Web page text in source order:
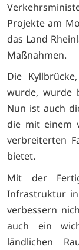
Projekte am
das Land
Maßnahmen.
Die
wurde, wurde
Nun ist auch
die mit einem
verbreiterten
bietet.
Mit der
Infrastruktur
verbessern
auch ein
ländlichen